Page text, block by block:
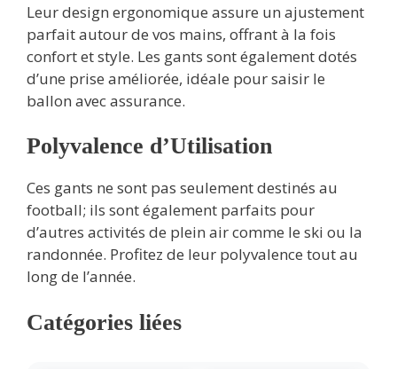
Leur design ergonomique assure un ajustement
parfait autour de vos mains, offrant à la fois
confort et style. Les gants sont également dotés
d’une prise améliorée, idéale pour saisir le
ballon avec assurance.
Polyvalence d’Utilisation
Ces gants ne sont pas seulement destinés au
football; ils sont également parfaits pour
d’autres activités de plein air comme le ski ou la
randonnée. Profitez de leur polyvalence tout au
long de l’année.
Catégories liées